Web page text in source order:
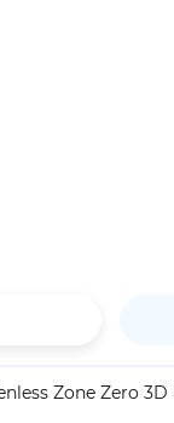
Zone Zero